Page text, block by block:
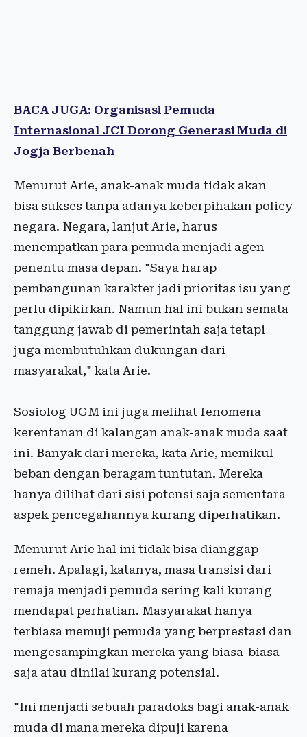
BACA JUGA: Organisasi Pemuda
Internasional JCI Dorong Generasi Muda di
Jogja Berbenah
Menurut Arie, anak-anak muda tidak akan
bisa sukses tanpa adanya keberpihakan policy
negara. Negara, lanjut Arie, harus
menempatkan para pemuda menjadi agen
penentu masa depan. "Saya harap
pembangunan karakter jadi prioritas isu yang
perlu dipikirkan. Namun hal ini bukan semata
tanggung jawab di pemerintah saja tetapi
juga membutuhkan dukungan dari
masyarakat," kata Arie.
Sosiolog UGM ini juga melihat fenomena
kerentanan di kalangan anak-anak muda saat
ini. Banyak dari mereka, kata Arie, memikul
beban dengan beragam tuntutan. Mereka
hanya dilihat dari sisi potensi saja sementara
aspek pencegahannya kurang diperhatikan.
Menurut Arie hal ini tidak bisa dianggap
remeh. Apalagi, katanya, masa transisi dari
remaja menjadi pemuda sering kali kurang
mendapat perhatian. Masyarakat hanya
terbiasa memuji pemuda yang berprestasi dan
mengesampingkan mereka yang biasa-biasa
saja atau dinilai kurang potensial.
"Ini menjadi sebuah paradoks bagi anak-anak
muda di mana mereka dipuji karena